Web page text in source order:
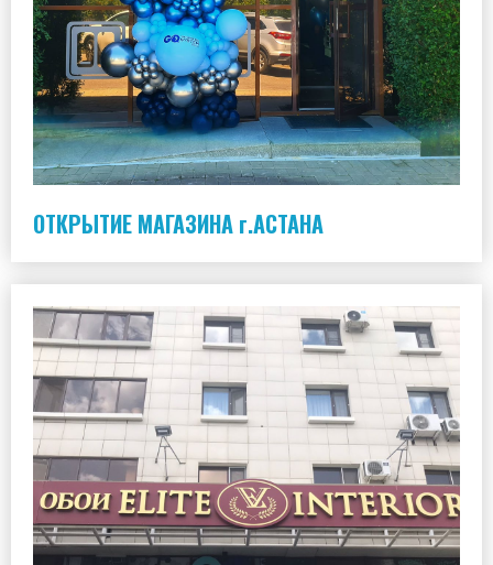
ОТКРЫТИЕ МАГАЗИНА г.АСТАНА